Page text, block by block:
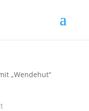
„Wendehut“